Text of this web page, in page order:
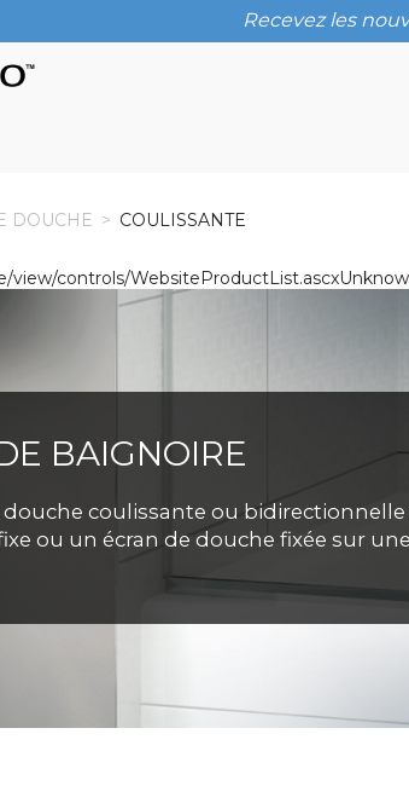
Recevez les
DOUCHE > COULISSANTE
view/controls/
BAIGNOIRE
coulissante ou bidirectionnelle
ou un écran de douche fixée sur une